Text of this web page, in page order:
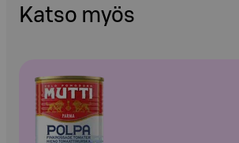
Katso myös